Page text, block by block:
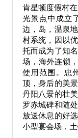
肯星顿度假村
光景点中成立
边，岛，温泉
村系统，因以
托而成为了知
场，海外连锁
使用范围。忠
顶，身后的美
丹阳八景的壮
罗赤城碑和随
放送休息的好
小型宴会场，